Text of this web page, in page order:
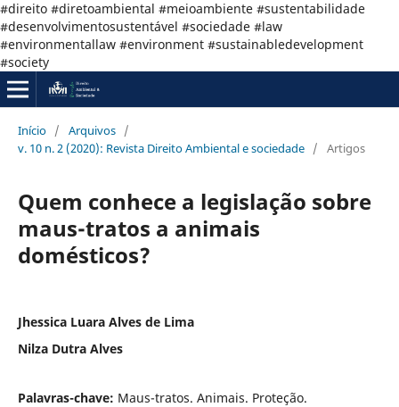
#direito #diretoambiental #meioambiente #sustentabilidade
#desenvolvimentosustentável #sociedade #law
#environmentallaw #environment #sustainabledevelopment
#society
Início / Arquivos /
v. 10 n. 2 (2020): Revista Direito Ambiental e sociedade / Artigos
Quem conhece a legislação sobre
maus-tratos a animais
domésticos?
Jhessica Luara Alves de Lima
Nilza Dutra Alves
Palavras-chave: Maus-tratos. Animais. Proteção.